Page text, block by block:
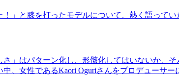
」と膝を打ったモデルについて、熱く語ってい
」はパターン化し、形骸化してはいないか、
、女性であるKaori Oguriさんをプロデューサー